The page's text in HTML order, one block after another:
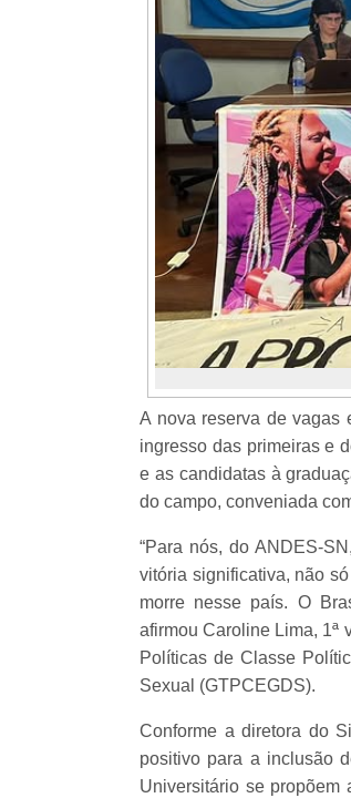
A nova reserva de vagas
ingresso das primeiras e
e as candidatas à
do campo, conveniada
“Para nós, do ANDES-
vitória significativa, não
morre nesse país. O
afirmou Caroline Lima, 1ª
Políticas de Classe
Sexual (GTPCEGDS).
Conforme a diretora do
positivo para a inclusão
Universitário se propõem